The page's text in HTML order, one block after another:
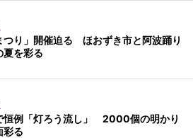
つり」開催迫る ほおずき市と阿波踊り
夏を彩る
恒例「灯ろう流し」 2000個の明かり
彩る